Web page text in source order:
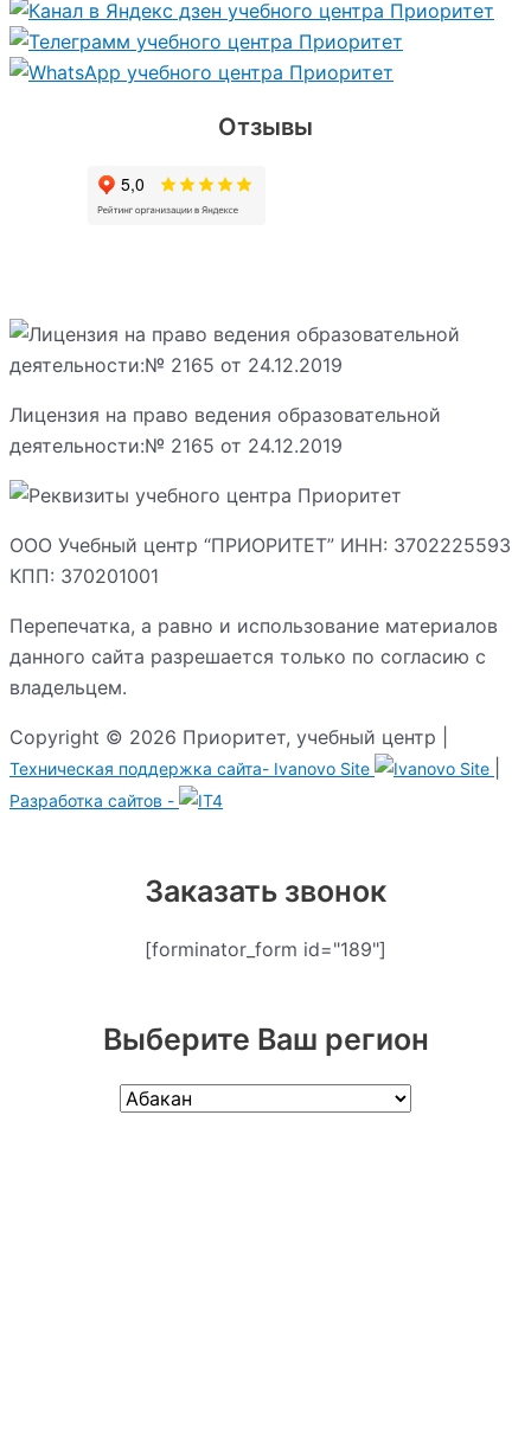
Отзывы
Лицензия на право ведения образовательной
деятельности:№ 2165 от 24.12.2019
ООО Учебный центр “ПРИОРИТЕТ” ИНН: 3702225593
КПП: 370201001
Перепечатка, а равно и использование материалов
данного сайта разрешается только по согласию с
владельцем.
Copyright © 2026 Приоритет, учебный центр |
Техническая поддержка сайта- Ivanovo Site
Разработка сайтов -
Заказать звонок
[forminator_form id="189"]
Выберите Ваш регион